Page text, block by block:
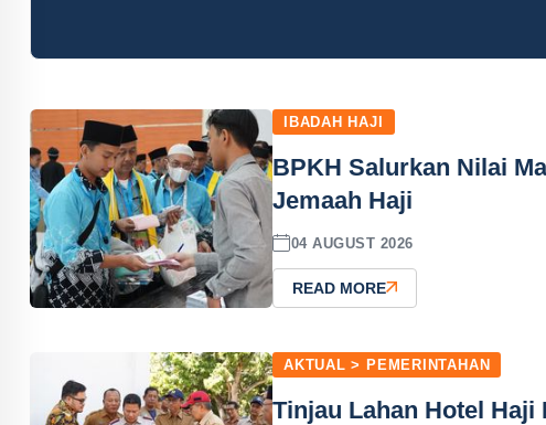
IBADAH HAJI
BPKH Salurkan Nilai
Jemaah Haji
04 AUGUST 2026
READ MORE
AKTUAL > PEMERINTAHAN
Tinjau Lahan Hotel